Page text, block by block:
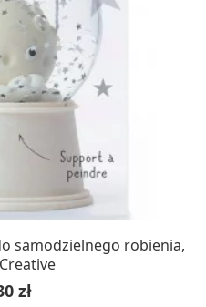
samodzielnego robienia,
zł